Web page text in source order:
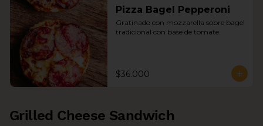
Pizza Bagel Pepperoni
Gratinado con mozzarella sobre bagel
tradicional con base de tomate.
$36.000
Grilled Cheese Sandwich